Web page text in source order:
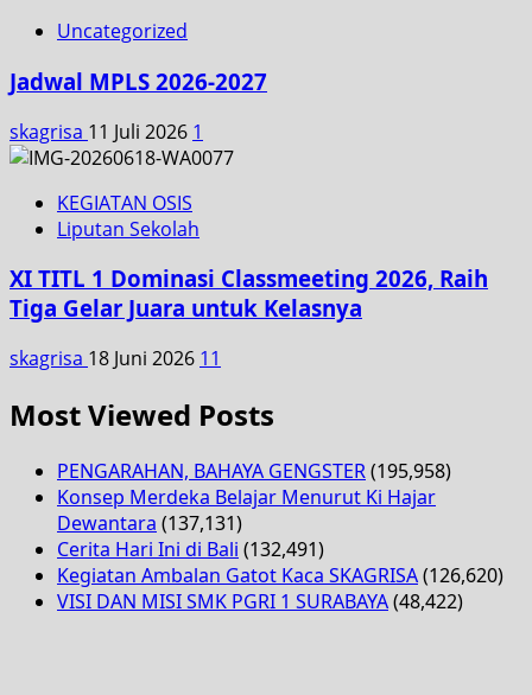
Uncategorized
Jadwal MPLS 2026-2027
skagrisa 11 Juli 2026 1
KEGIATAN OSIS
Liputan Sekolah
XI TITL 1 Dominasi Classmeeting 2026, Raih
Tiga Gelar Juara untuk Kelasnya
skagrisa 18 Juni 2026 11
Most Viewed Posts
PENGARAHAN, BAHAYA GENGSTER(195,958)
Konsep Merdeka Belajar Menurut Ki Hajar
Dewantara (137,131)
Cerita Hari Ini di Bali (132,491)
Kegiatan Ambalan Gatot Kaca SKAGRISA(126,620)
VISI DAN MISI SMK PGRI 1 SURABAYA(48,422)